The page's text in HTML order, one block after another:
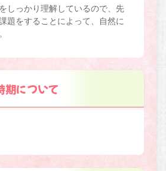
しっかり理解しているので、先
題をすることによって、自然に
期について